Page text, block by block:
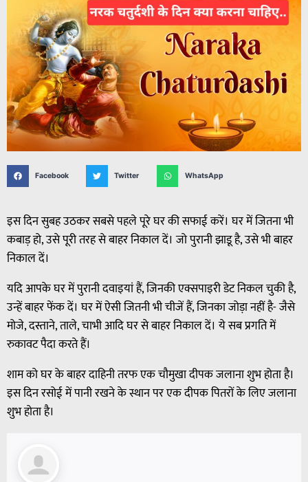
Facebook Twitter WhatsApp
इस दिन सुबह उठकर सबसे पहले पूरे घर की सफाई करें। घर में जितना भी
कबाड़ हो, उसे पूरी तरह से बाहर निकाल दें। जो पुरानी झाडू है, उसे भी बाहर
निकाल दें।
यदि आपके घर में पुरानी दवाइयां हैं, जिनकी एक्सपाइरी डेट निकल चुकी है,
उन्हें बाहर फेंक दें। घर में ऐसी जितनी भी चीजें हैं, जिनका जोड़ा नहीं है- जैसे
मोजे, दस्ताने, ताले, चाभी आदि घर से बाहर निकाल दें। ये सब प्रगति में
रुकावट पैदा करते हैं।
शाम को घर के बाहर दाहिनी तरफ एक चौमुखा दीपक जलाना शुभ होता है।
इस दिन रसोई में पानी रखने के स्थान पर एक दीपक पितरों के लिए जलाना
शुभ होता है।